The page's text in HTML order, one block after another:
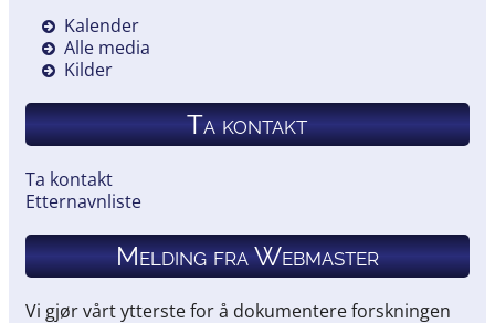
Kalender
Alle media
Kilder
Ta kontakt
Ta kontakt
Etternavnliste
Melding fra Webmaster
Vi gjør vårt ytterste for å dokumentere forskningen